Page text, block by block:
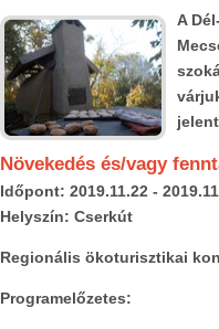
A
Növekedés és/vagy
Időpont: 2019.11.22 -
Helyszín: Cserkút
Regionális ökoturisztikai
Programelőzetes: